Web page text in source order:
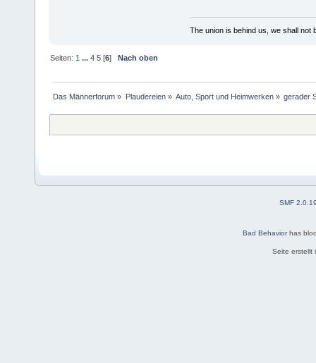
The union is behind us, we shall not
Seiten: 1 ...4 5 [6]Nach oben
Das Männerforum » Plaudereien» Auto, Sport und Heimwerken» gerader
SMF
Bad Behaviorhas
Seite erstellt